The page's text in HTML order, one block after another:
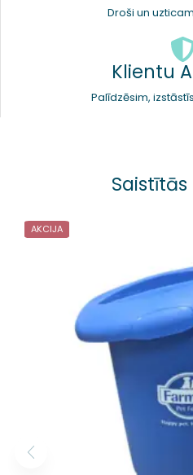
Droši un
Klientu
Palīdzēsim,
Saistītās
AKCIJA